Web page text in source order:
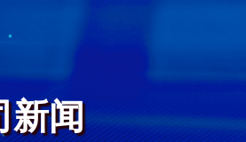
新闻